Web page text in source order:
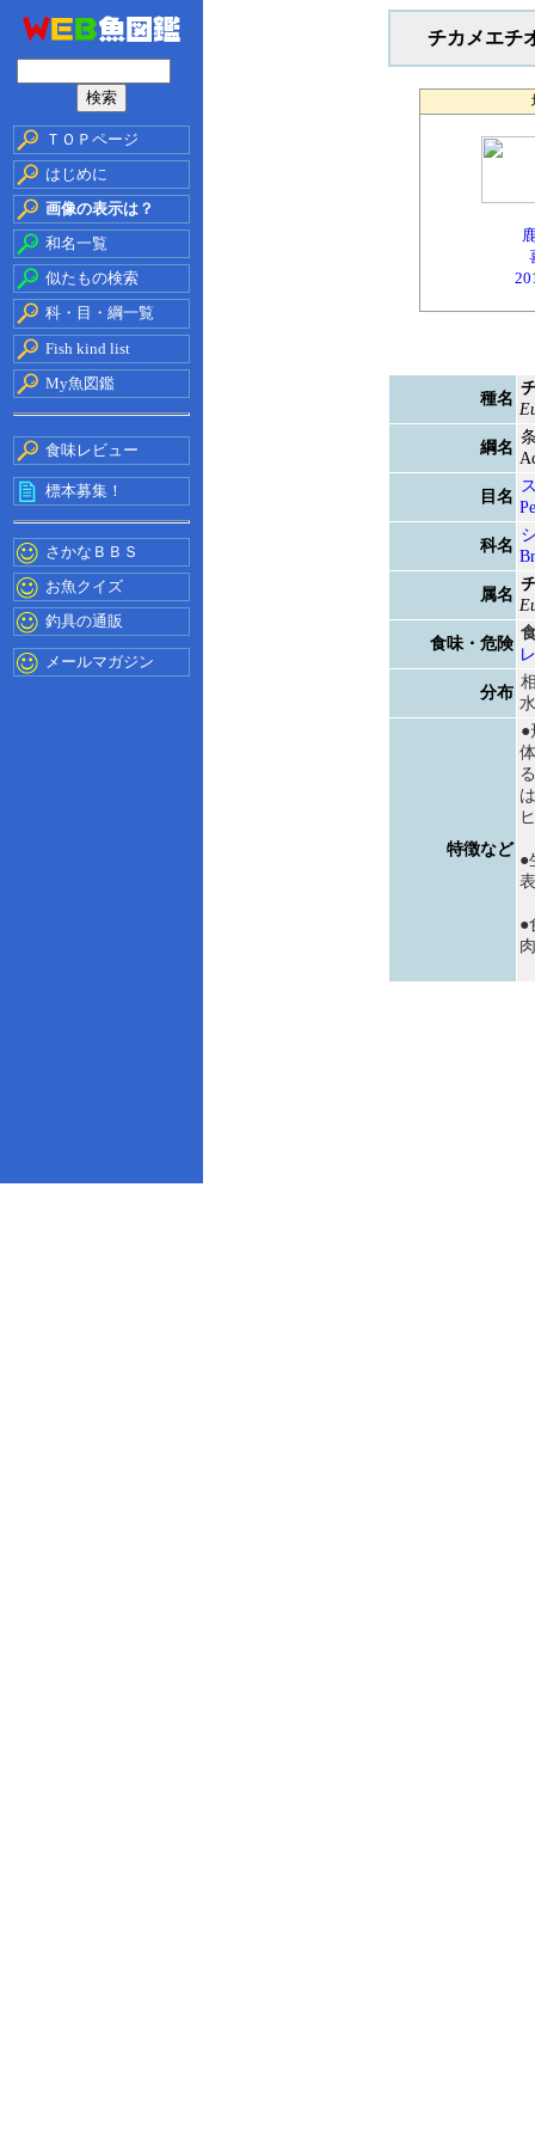
ＴＯＰページ
はじめに
画像の表示は？
和名一覧
似たもの検索
科・目・綱一覧
Fish kind list
My魚図鑑
食味レビュー
標本募集！
さかなＢＢＳ
お魚クイズ
釣具の通販
メールマガジン
チカメエチ
種名
綱名
目名
科名
属名
食味・危険
分布
特徴など
●
●
●